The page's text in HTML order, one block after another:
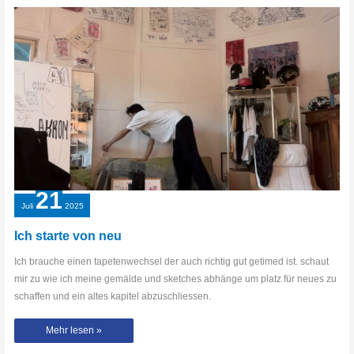
Musikvideo
Juli 21 2025
Ich starte von neu
Ich brauche einen tapetenwechsel der auch richtig gut getimed ist. schaut
mir zu wie ich meine gemälde und sketches abhänge um platz für neues zu
schaffen und ein altes kapitel abzuschliessen.
Ich
Mehr lesen »